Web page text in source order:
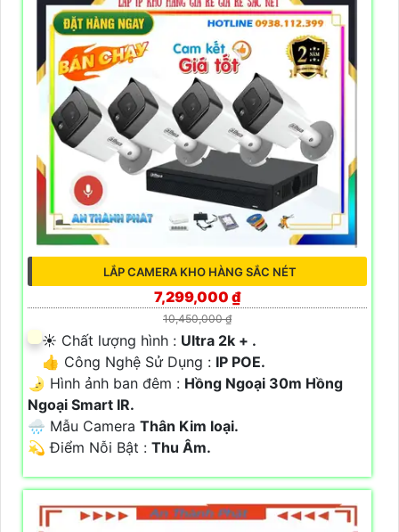
LẮP CAMERA KHO HÀNG SẮC NÉT
7,299,000 ₫
10,450,000 ₫
☀️ Chất lượng hình : Ultra 2k + .
👍 Công Nghệ Sử Dụng : IP POE.
🌛 Hình ảnh ban đêm : Hồng Ngoại 30m Hồng
Ngoại Smart IR.
🌧️ Mẫu Camera Thân Kim loại.
️💫 Điểm Nỗi Bật : Thu Âm.